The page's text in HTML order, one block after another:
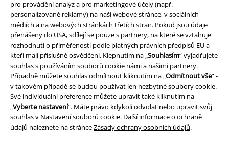
pro provádění analýz a pro marketingové účely (např.
personalizované reklamy) na naší webové stránce, v sociálních
médiích a na webových stránkách třetích stran. Pokud jsou údaje
přenášeny do USA, sdílejí se pouze s partnery, na které se vztahuje
rozhodnutí o přiměřenosti podle platných právních předpisů EU a
kteří mají příslušné osvědčení. Klepnutím na „Souhlasím“ vyjadřujete
souhlas s používáním souborů cookie námi a našimi partnery.
Případně můžete souhlas odmítnout kliknutím na „Odmítnout vše“ -
v takovém případě se budou používat jen nezbytné soubory cookie.
Své individuální preference můžete upravit také kliknutím na
„Vyberte nastavení“. Máte právo kdykoli odvolat nebo upravit svůj
souhlas v Nastavení souborů cookie. Další informace o ochraně
údajů naleznete na stránceZásady ochrany osobních údajů.
Prohlášení
Ochrana osobních údajů
Likvidace odpadu a ochrana životního prostředí
Prohlášení o shodě
Informace o přístupnosti